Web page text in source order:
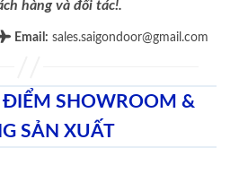
hàng và đối tác!.
Email : sales.saigondoor@gmail.com
ĐIỂM SHOWROOM &
SẢN XUẤT